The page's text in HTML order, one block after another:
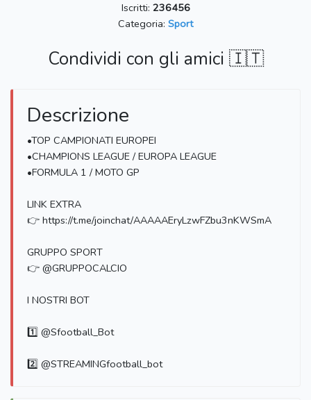
Iscritti: 236456
Categoria: Sport
Condividi con gli amici 🇮🇹
Descrizione
•TOP CAMPIONATI EUROPEI
•CHAMPIONS LEAGUE / EUROPA LEAGUE
•FORMULA 1 / MOTO GP
LINK EXTRA
👉 https://t.me/joinchat/AAAAAEryLzwFZbu3nKWSmA
GRUPPO SPORT
👉 @GRUPPOCALCIO
I NOSTRI BOT
1️⃣ @Sfootball_Bot
2️⃣ @STREAMINGfootball_bot